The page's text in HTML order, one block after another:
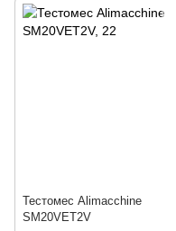
Тестомес Alimacchine
SM20VET2V